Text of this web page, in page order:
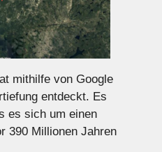
mithilfe von Google
entdeckt. Es
es sich um einen
390 Millionen Jahren